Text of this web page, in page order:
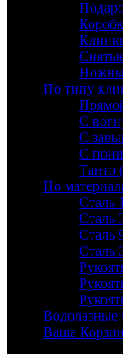
По типу
С
С
С
Танто
По
Сталь
Сталь
Сталь
Сталь
Водолазные
Ваша